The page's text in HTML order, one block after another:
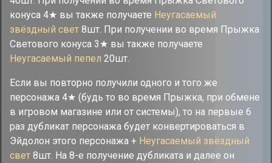
конуса 4★ вы также получаете Неугасаемый
звёздный свет 8шт. При получении во время Прыжка
Светового конуса 3★ вы также получаете
Неугасаемый пепел 20шт.
Если вы повторно получили одного и того же
персонажа 4★ (будь то во время Прыжка, при обмене
в игровом магазине или от системы), то на первые 6
раз дубликат персонажа будет конвертироваться в
Эйдолон этого персонажа + Неугасаемый звёздный
свет 8шт. На 8-е получение дубликата и далее он